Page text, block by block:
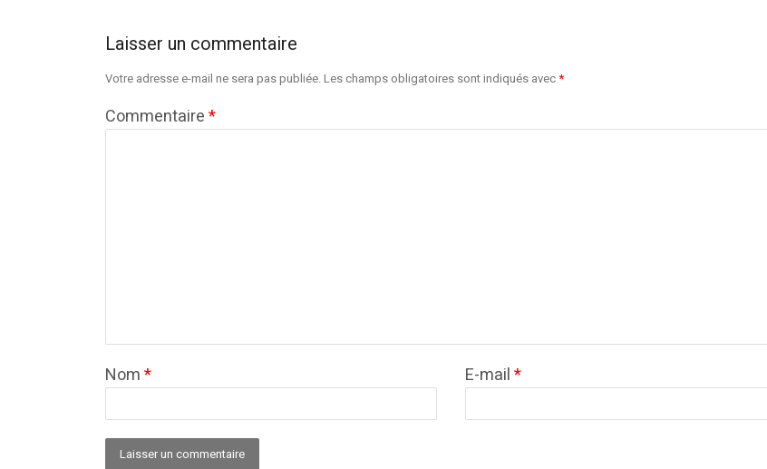
Laisser un commentaire
Votre adresse e-mail ne sera pas publiée.Les champs obligatoires sont indiqués avec*
Commentaire*
Nom* E-mail*